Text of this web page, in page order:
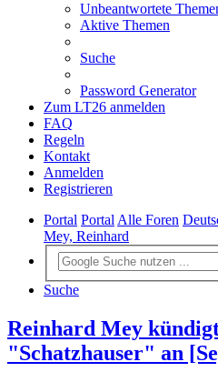
Unbeantwortete
Aktive Themen
Suche
Password Generator
Zum LT26 anmelden
FAQ
Regeln
Kontakt
Anmelden
Registrieren
Portal PortalAlle Foren
Mey, Reinhard
Suche
Reinhard Mey
"Schatzhauser" an